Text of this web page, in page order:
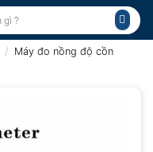
/ Máy đo nồng độ cồn